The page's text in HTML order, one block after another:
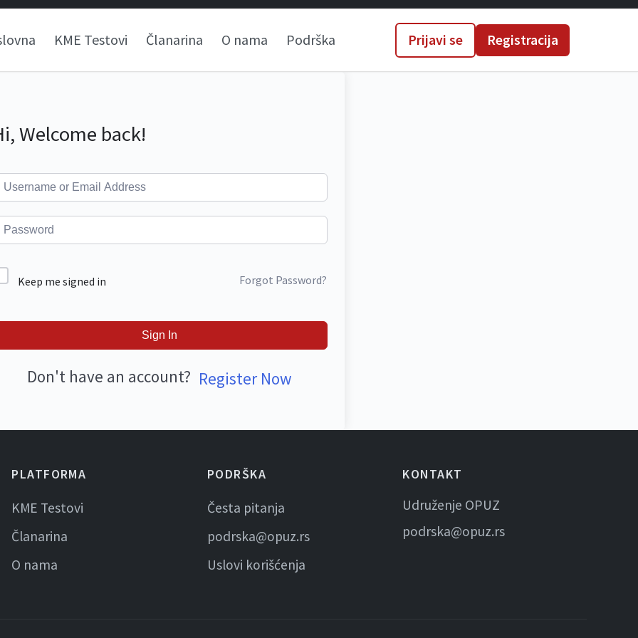
KME Testovi Članarina O nama Podrška Prijavi se Registracija
Welcome back!
Keep me signed in Forgot Password?
Sign In
Don't have an account? Register Now
PLATFORMA
KME Testovi
Članarina
O nama
PODRŠKA
Česta pitanja
podrska@opuz.rs
Uslovi korišćenja
KONTAKT
Udruženje OPUZ
podrska@opuz.rs